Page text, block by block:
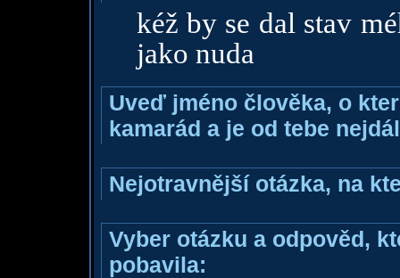
kéž by se dal stav
jako nuda
Uveď jméno člověka, o
kamarád a je od tebe
Nejotravnější otázka, na
Vyber otázku a odpověd,
pobavila: